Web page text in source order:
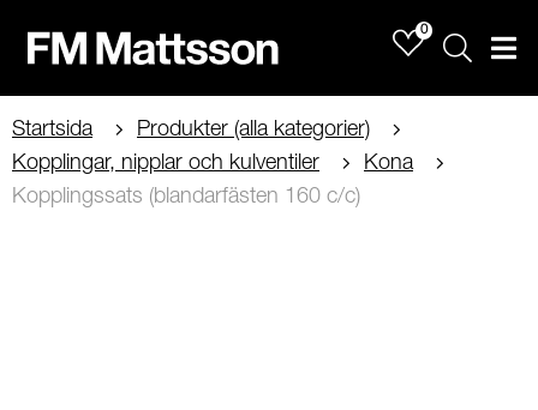
0
Sök
Startsida
Produkter (alla kategorier)
Kopplingar, nipplar och kulventiler
Kona
Kopplingssats (blandarfästen 160 c/c)